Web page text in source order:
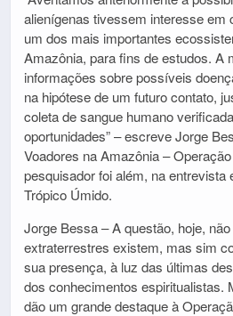
alienígenas tivessem interesse em
um dos mais importantes
Amazônia, para fins de estudos. A
informações sobre possíveis
na hipótese de um futuro contato,
coleta de sangue humano
oportunidades” – escreve Jorge
Voadores na Amazônia –
pesquisador foi além, na
Trópico Úmido.
Jorge Bessa – A questão, hoje,
extraterrestres existem, mas sim
sua presença, à luz das últimas
dos conhecimentos espiritualistas.
dão um grande destaque à